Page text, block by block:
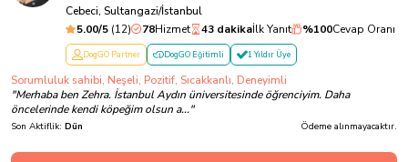
Cebeci, Sultangazi/İstanbul
5.00/5 (12) 78Hizmet 43 dakikaİlk Yanıt %100Cevap Oranı
DogGO Partner DogGO Eğitimli 1 Yıldır Üye
Sorumluluk sahibi, Neşeli, Pozitif, Sıcakkanlı, Deneyimli
"Merhaba ben Zehra. İstanbul Aydın üniversitesinde öğrenciyim. Daha
öncelerinde kendi köpeğim olsun a..."
Son Aktiflik: Dün Ödeme alınmayacaktır.